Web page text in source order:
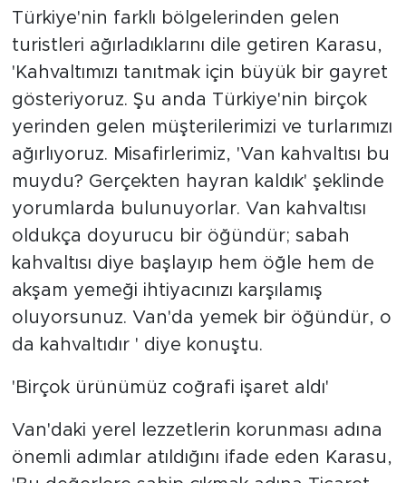
Türkiye'nin farklı bölgelerinden gelen
turistleri ağırladıklarını dile getiren Karasu,
'Kahvaltımızı tanıtmak için büyük bir gayret
gösteriyoruz. Şu anda Türkiye'nin birçok
yerinden gelen müşterilerimizi ve turlarımızı
ağırlıyoruz. Misafirlerimiz, 'Van kahvaltısı bu
muydu? Gerçekten hayran kaldık' şeklinde
yorumlarda bulunuyorlar. Van kahvaltısı
oldukça doyurucu bir öğündür; sabah
kahvaltısı diye başlayıp hem öğle hem de
akşam yemeği ihtiyacınızı karşılamış
oluyorsunuz. Van'da yemek bir öğündür, o
da kahvaltıdır ' diye konuştu.
'Birçok ürünümüz coğrafi işaret aldı'
Van'daki yerel lezzetlerin korunması adına
önemli adımlar atıldığını ifade eden Karasu,